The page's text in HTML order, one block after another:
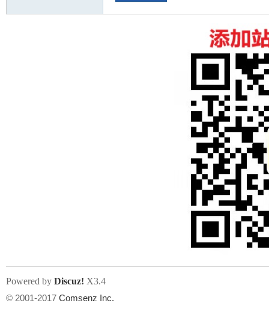
Powered by Discuz! X3.4
© 2001-2017 Comsenz Inc.